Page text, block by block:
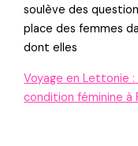
soulève des
place des femmes
dont elles
Voyage en Lettonie
condition féminine à